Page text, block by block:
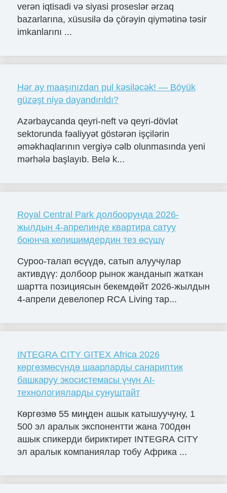
verən iqtisadi və siyasi proseslər ərzaq
bazarlarına, xüsusilə də çörəyin qiymətinə təsir
imkanlarını ...
Hər ay maaşınızdan pul kəsiləcək! — Böyük
güzəşt niyə dayandırıldı?
Azərbaycanda qeyri-neft və qeyri-dövlət
sektorunda fəaliyyət göstərən işçilərin
əməkhaqlarının vergiyə cəlb olunmasında yeni
mərhələ başlayıb. Belə k...
Royal Central Park долбоорунда 2026-
жылдын 4-апрелинде квартира сатуу
боюнча келишимдердин тез өсүшү
Суроо-талап өсүүдө, сатып алуучулар
активдүү: долбоор рынок жанданып жаткан
шартта позициясын бекемдөйт 2026-жылдын
4-апрели девелопер RCA Living тар...
INTEGRA CITY GITEX Africa 2026
көргөзмөсүндө шаарларды санариптик
башкаруу экосистемасы үчүн AI-
технологияларды сунуштайт
Көргөзмө 55 миңден ашык катышуучуну, 1
500 эл аралык экспонентти жана 700дөн
ашык спикерди бириктирет INTEGRA CITY
эл аралык компаниялар тобу Африка ...